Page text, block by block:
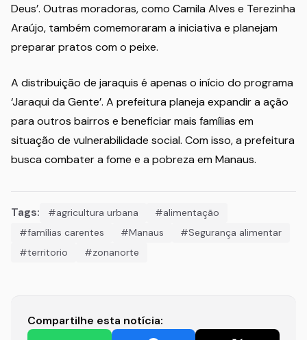
Deus’. Outras moradoras, como Camila Alves e Terezinha
Araújo, também comemoraram a iniciativa e planejam
preparar pratos com o peixe.
A distribuição de jaraquis é apenas o início do programa
‘Jaraqui da Gente’. A prefeitura planeja expandir a ação
para outros bairros e beneficiar mais famílias em
situação de vulnerabilidade social. Com isso, a prefeitura
busca combater a fome e a pobreza em Manaus.
Tags: #agricultura urbana
#alimentação
#famílias carentes
#Manaus
#Segurança alimentar
#territorio
#zonanorte
Compartilhe esta notícia: